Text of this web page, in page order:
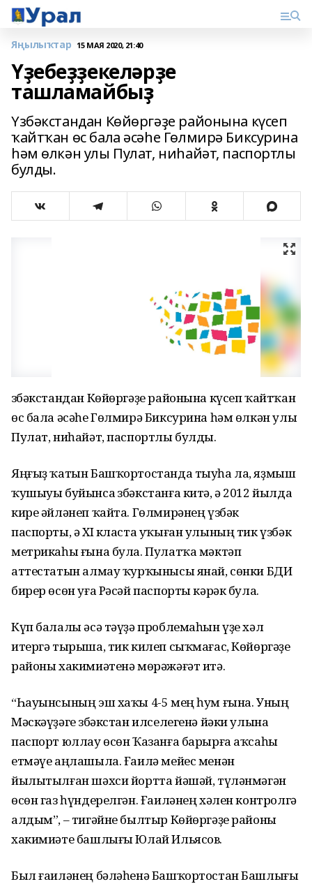
Яңылыҡтар 15 МАЯ 2020, 21:40
Үҙебеҙҙекеләрҙе
ташламайбыҙ
Үзбәкстандан Көйөргәҙе районына күсеп
ҡайтҡан өс бала әсәһе Гөлмирә Биксурина
һәм өлкән улы Пулат, ниһайәт, паспортлы
булды.
Үзбәкстандан Көйөргәҙе районына күсеп ҡайтҡан
өс бала әсәһе Гөлмирә Биксурина һәм өлкән улы
Пулат, ниһайәт, паспортлы булды.
Яңғыҙ ҡатын Башҡортостанда тыуһа ла, яҙмыш
ҡушыуы буйынса Үзбәкстанға китә, ә 2012 йылда
кире әйләнеп ҡайта. Гөлмирәнең үзбәк
паспорты, ә XI класта уҡыған улының тик үзбәк
метрикаһы ғына була. Пулатҡа мәктәп
аттестатын алмау ҡурҡынысы янай, сөнки БДИ
бирер өсөн уға Рәсәй паспорты кәрәк була.
Күп балалы әсә тәүҙә проблемаһын үҙе хәл
итергә тырыша, тик килеп сыҡмағас, Көйөргәҙе
районы хакимиәтенә мөрәжәғәт итә.
“Һауынсының эш хаҡы 4-5 мең һум ғына. Уның
Мәскәүҙәге Үзбәкстан илселегенә йәки улына
паспорт юллау өсөн Ҡазанға барырға аҡсаһы
етмәүе аңлашыла. Ғаилә мейес менән
йылытылған шәхси йортта йәшәй, түләнмәгән
өсөн газ һүндерелгән. Ғаиләнең хәлен контролгә
алдым”, – тигәйне былтыр Көйөргәҙе районы
хакимиәте башлығы Юлай Ильясов.
Был ғаиләнең бәләһенә Башҡортостан Башлығы